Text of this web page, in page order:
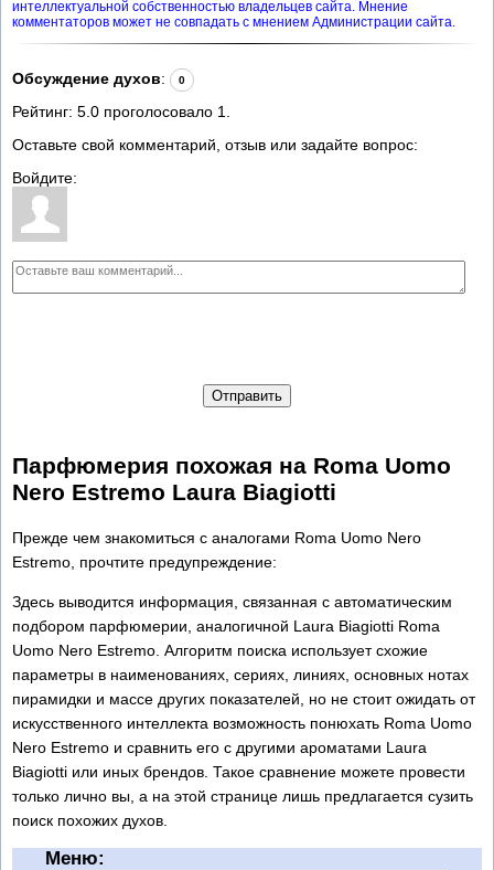
интеллектуальной собственностью владельцев сайта. Мнение
комментаторов может не совпадать с мнением Администрации сайта.
Обсуждение духов: 0
Рейтинг: 5.0 проголосовало 1
Оставьте свой комментарий, отзыв или задайте вопрос:
Войдите:
Отправить
Парфюмерия похожая на Roma Uomo
Nero Estremo Laura Biagiotti
Прежде чем знакомиться с аналогами Roma Uomo Nero
Estremo, прочтите предупреждение:
Здесь выводится информация, связанная с автоматическим
подбором парфюмерии, аналогичной Laura Biagiotti Roma
Uomo Nero Estremo. Алгоритм поиска использует схожие
параметры в наименованиях, сериях, линиях, основных нотах
пирамидки и массе других показателей, но не стоит ожидать от
искусственного интеллекта возможность понюхать Roma Uomo
Nero Estremo и сравнить его с другими ароматами Laura
Biagiotti или иных брендов. Такое сравнение можете провести
только лично вы, а на этой странице лишь предлагается сузить
поиск похожих духов.
Меню: